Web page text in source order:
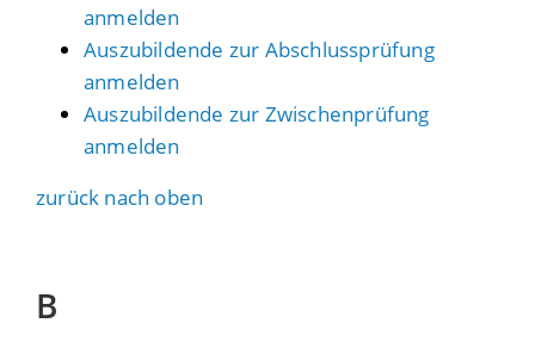
anmelden
Auszubildende zur Abschlussprüfung
anmelden
Auszubildende zur Zwischenprüfung
anmelden
zurück nach oben
B